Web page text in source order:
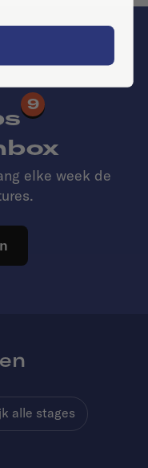
9
elke week de
alle stages